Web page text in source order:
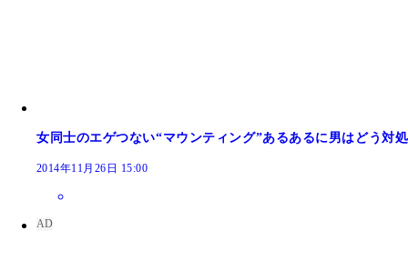
女同士のエゲつない“マウンティング”あるあるに男はどう対
2014年11月26日 15:00